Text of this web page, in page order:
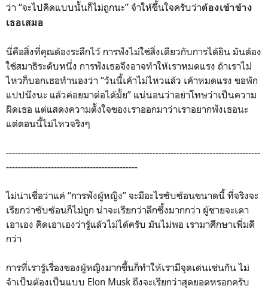
ว่า “จะไปคิดแบบนั้นก็ไม่ถูกนะ” จำให้ขึ้นใจครับว่าต้องเข้าข้าง
เธอเสมอ
นี่คือสิ่งที่คุณต้องระลึกไว้ การฟังไม่ใช่สิ่งเดียวกับการได้ยิน มันต้อง
ใช้สมาธิระดับหนึ่ง การฟังเธอจึงอาจทำให้เราหมดแรง ถ้าเราไม่
ไหวก็บอกเธอทำนองว่า “วันนี้เค้าไม่ไหวแล้ว เค้าหมดแรง ขอพัก
แปปนึงนะ แล้วค่อยมาต่อได้มั้ย” แน่นอนว่าอย่าโทษว่าเป็นความ
ผิดเธอ แต่แสดงความตั้งใจของเราออกมาว่าเราอยากฟังเธอนะ
แต่ตอนนี้ไม่ไหวจริงๆ
-------------------------------------------------------------------------------------
--------------------------------------------
ไม่น่าเชื่อว่าแค่ “การฟังผู้หญิง” จะมีอะไรซับซ้อนขนาดนี้ ที่จริงจะ
เรียกว่าซับซ้อนก็ไม่ถูก น่าจะเรียกว่าลึกซึ้งมากกว่า ผู้ชายจะเดา
เอาเอง คิดเอาเองว่ารู้แล้วไม่ได้ครับ มันไม่พอ เรามาศึกษาเพิ่มดี
กว่า
การที่เรารู้เรื่องของผู้หญิงมากขึ้นก็ทำให้เรามีจุดเด่นเช่นกัน ไม่
จำเป็นต้องเป็นแบบ Elon Musk ถึงจะเรียกว่าสุดยอดหรอกครับ